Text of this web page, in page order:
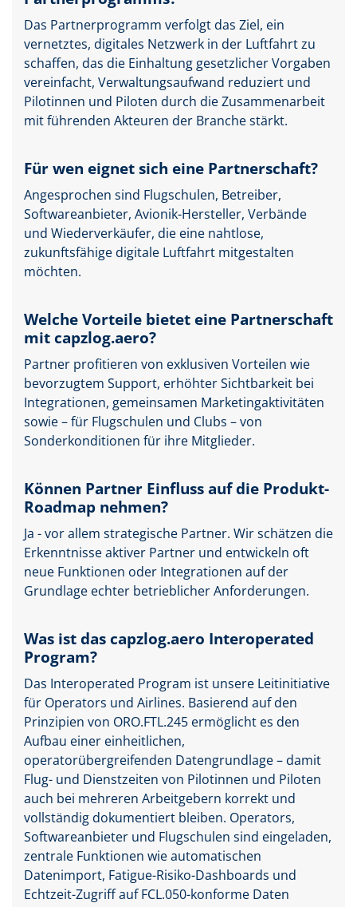
Das Partnerprogramm verfolgt das Ziel, ein
vernetztes, digitales Netzwerk in der Luftfahrt zu
schaffen, das die Einhaltung gesetzlicher Vorgaben
vereinfacht, Verwaltungsaufwand reduziert und
Pilotinnen und Piloten durch die Zusammenarbeit
mit führenden Akteuren der Branche stärkt.
Für wen eignet sich eine Partnerschaft?
Angesprochen sind Flugschulen, Betreiber,
Softwareanbieter, Avionik-Hersteller, Verbände
und Wiederverkäufer, die eine nahtlose,
zukunftsfähige digitale Luftfahrt mitgestalten
möchten.
Welche Vorteile bietet eine Partnerschaft
mit capzlog.aero?
Partner profitieren von exklusiven Vorteilen wie
bevorzugtem Support, erhöhter Sichtbarkeit bei
Integrationen, gemeinsamen Marketingaktivitäten
sowie – für Flugschulen und Clubs – von
Sonderkonditionen für ihre Mitglieder.
Können Partner Einfluss auf die Produkt-
Roadmap nehmen?
Ja - vor allem strategische Partner. Wir schätzen die
Erkenntnisse aktiver Partner und entwickeln oft
neue Funktionen oder Integrationen auf der
Grundlage echter betrieblicher Anforderungen.
Was ist das capzlog.aero Interoperated
Program?
Das Interoperated Program ist unsere Leitinitiative
für Operators und Airlines. Basierend auf den
Prinzipien von ORO.FTL.245 ermöglicht es den
Aufbau einer einheitlichen,
operatorübergreifenden Datengrundlage – damit
Flug- und Dienstzeiten von Pilotinnen und Piloten
auch bei mehreren Arbeitgebern korrekt und
vollständig dokumentiert bleiben. Operators,
Softwareanbieter und Flugschulen sind eingeladen,
zentrale Funktionen wie automatischen
Datenimport, Fatigue-Risiko-Dashboards und
Echtzeit-Zugriff auf FCL.050-konforme Daten